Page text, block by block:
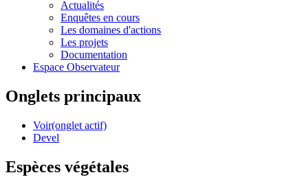
Actualités
Enquêtes en cours
Les domaines d'actions
Les projets
Documentation
Espace Observateur
Onglets principaux
Voir(onglet actif)
Devel
Espèces végétales